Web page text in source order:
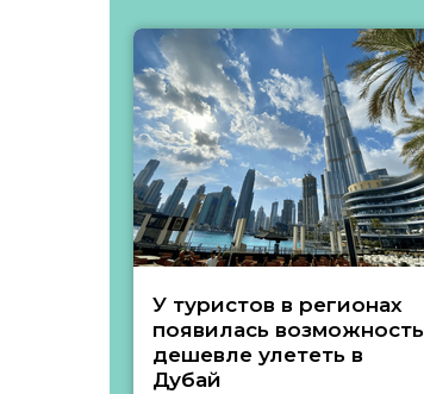
У туристов в регионах
появилась возможность
дешевле улететь в
Дубай